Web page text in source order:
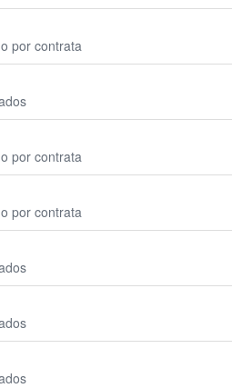
por contrata
por contrata
por contrata